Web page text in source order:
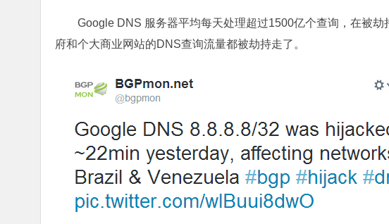
Google DNS 服务器平均每天处理超过1500亿个查询，在被
府和个大商业网站的DNS查询流量都被劫持走了。